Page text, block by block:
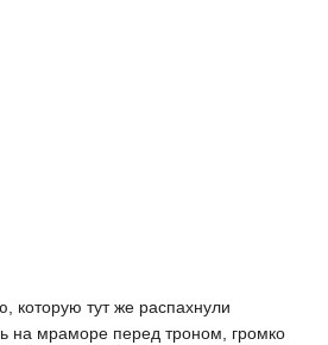
которую тут же распахнули
на мраморе перед троном, громко